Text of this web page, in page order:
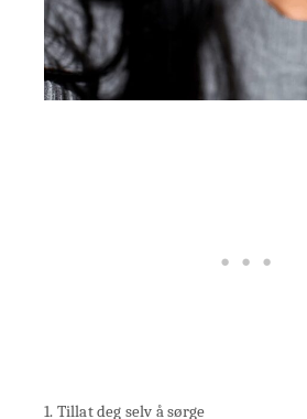
1. Tillat deg selv å sørge